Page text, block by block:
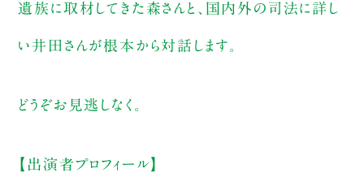
遺族に取材してきた森さんと、国内外の司法に詳し
い井田さんが根本から対話します。
どうぞお見逃しなく。
【出演者プロフィール】